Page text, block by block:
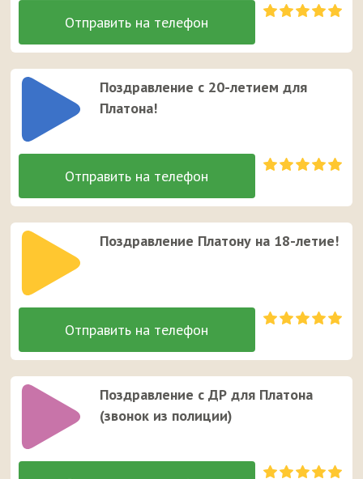
Поздравление с 20-летием для
Платона!
Поздравление Платону на 18-летие!
Поздравление с ДР для Платона
(звонок из полиции)